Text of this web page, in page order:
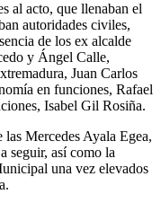
al acto, que llenaban el
autoridades civiles,
de los ex alcalde
y Ángel Calle,
Juan Carlos
en funciones, Rafael
Isabel Gil Rosiña.
Mercedes Ayala Egea,
seguir, así como la
una vez elevados